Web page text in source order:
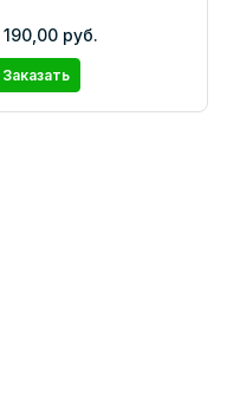
190,00 руб.
Заказать